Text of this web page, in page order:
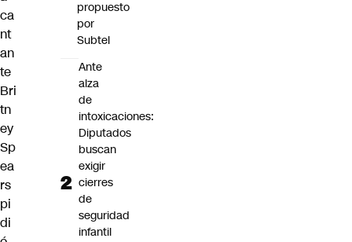
ca
nt
an
te
Bri
tn
ey
Sp
ea
rs
pi
di
propuesto
por
Subtel
Ante
alza
de
intoxicaciones:
Diputados
buscan
exigir
cierres
de
seguridad
infantil